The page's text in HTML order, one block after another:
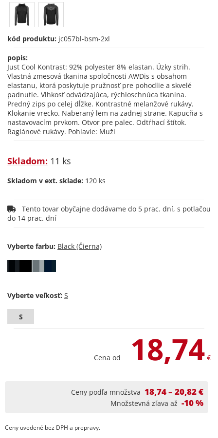
kód produktu: jc057bl-bsm-2xl
popis:
Just Cool Kontrast: 92% polyester 8% elastan. Úzky strih.
Vlastná zmesová tkanina spoločnosti AWDis s obsahom
elastanu, ktorá poskytuje pružnosť pre pohodlie a skvelé
padnutie. Vlhkosť odvádzajúca, rýchloschnúca tkanina.
Predný zips po celej dĺžke. Kontrastné melanžové rukávy.
Klokanie vrecko. Naberaný lem na zadnej strane. Kapucňa s
nastavovacím prvkom. Otvor pre palec. Odtŕhací štítok.
Raglánové rukávy. Pohlavie: Muži
Skladom: 11 ks
Skladom v ext. sklade: 120 ks
do 14 prac. dní
Vyberte farbu:
Vyberte veľkosť:
S
Cena od 18,74 €
Ceny podľa množstva 18,74 – 20,82 €
Množstevná zľava až -10 %
Ceny uvedené bez DPH a prepravy.